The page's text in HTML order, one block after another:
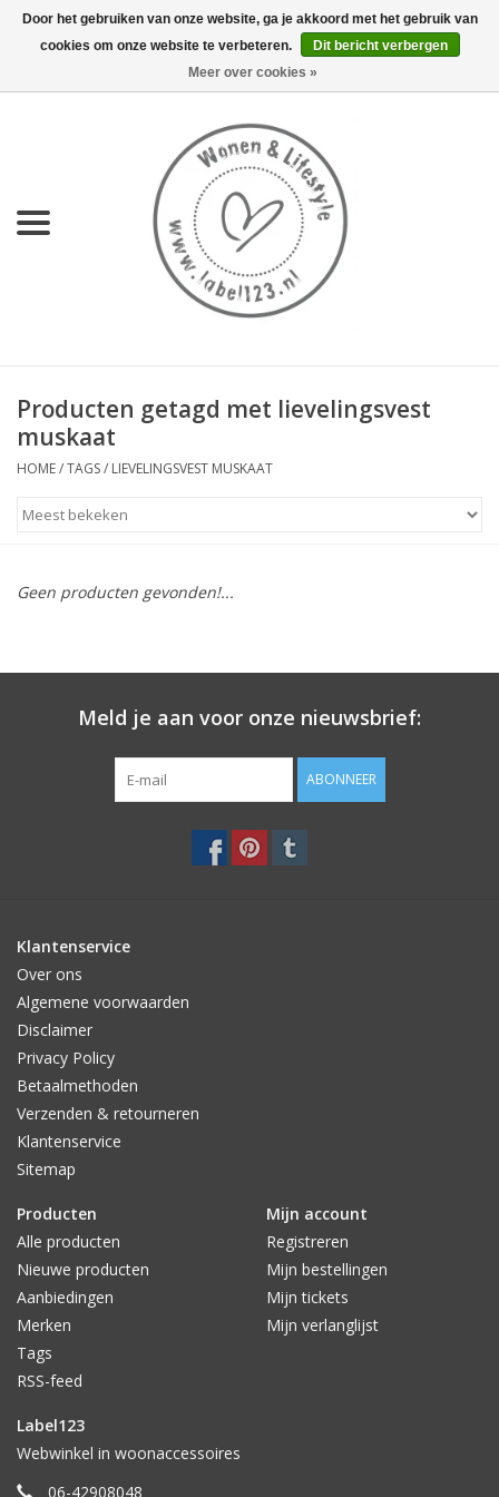
0 Artikelen - €0,00
KEUKEN
LIFESTYLE
OUTDOOR
SALE
Producten getagd met lievelingsvest
muskaat
HOME/TAGS/ LIEVELINGSVEST MUSKAAT
Geen producten gevonden!...
Meld je aan voor onze nieuwsbrief:
ABONNEER
Klantenservice
Over ons
Algemene voorwaarden
Disclaimer
Privacy Policy
Betaalmethoden
Verzenden & retourneren
Klantenservice
Sitemap
Producten
Alle producten
Nieuwe producten
Aanbiedingen
Merken
Tags
RSS-feed
Mijn account
Registreren
Mijn bestellingen
Mijn tickets
Mijn verlanglijst
Label123
Webwinkel in woonaccessoires
06-42908048
Door het gebruiken van onze website, ga je akkoord met het gebruik van
cookies om onze website te verbeteren.
Dit bericht verbergen
Meer over cookies »